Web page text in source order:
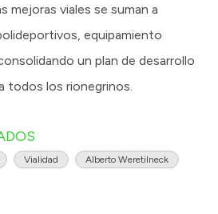
mejoras viales se suman a
equipamiento
un plan de desarrollo
todos los rionegrinos.
Vialidad Alberto Weretilneck